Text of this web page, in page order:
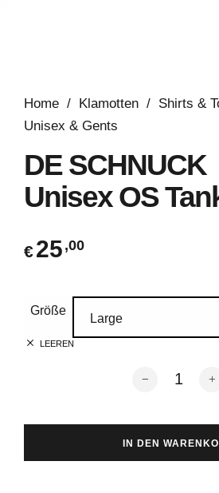
Home / Klamotten / Shirts &
Unisex & Gents
DE SCHNUCK
Unisex OS
€25 ,00
Größe
Large
LEEREN
DE
IN DEN